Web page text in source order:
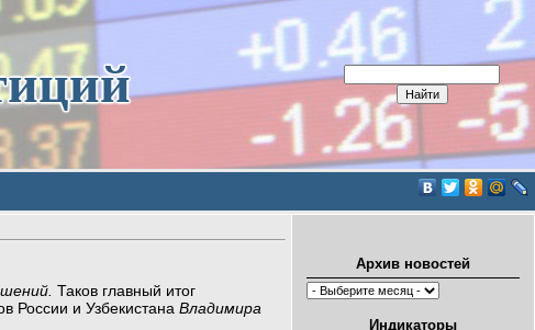
Таков главный итог
России и Узбекистана Владимира
Архив новостей
Индикаторы